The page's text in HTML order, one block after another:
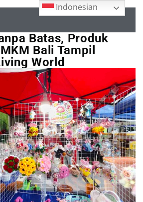
Batas, Produk
Bali Tampil
World
Indonesian